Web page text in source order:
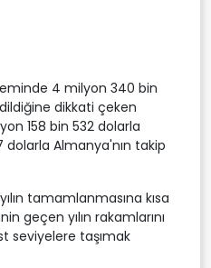
4 milyon 340 bin
dikkati çeken
158 bin 532 dolarla
dolarla Almanya'nın takip
tamamlanmasına kısa
geçen yılın rakamlarını
seviyelere taşımak